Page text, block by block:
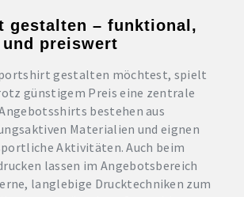
gestalten – funktional,
und preiswert
gestalten möchtest, spielt
günstigem Preis eine zentrale
bestehen aus
Materialien und eignen
Aktivitäten. Auch beim
lassen im Angebotsbereich
langlebige Drucktechniken zum